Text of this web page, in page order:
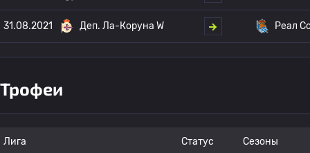
31.08.2021 Деп. Ла-Коруна W Реал
Трофеи
Лига Статус Сезоны